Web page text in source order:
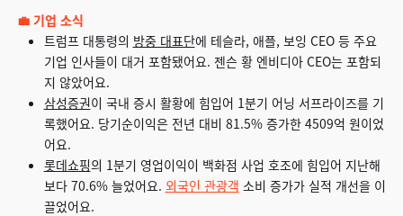
💼 기업 소식
트럼프 대통령의 방중 대표단에 테슬라, 애플, 보잉 CEO 등 주요
기업 인사들이 대거 포함됐어요. 젠슨 황 엔비디아 CEO는 포함되
지 않았어요.
삼성증권이 국내 증시 활황에 힘입어 1분기 어닝 서프라이즈를 기
록했어요. 당기순이익은 전년 대비 81.5% 증가한 4509억 원이었
어요.
롯데쇼핑의 1분기 영업이익이 백화점 사업 호조에 힘입어 지난해
보다 70.6% 늘었어요. 외국인 관광객 소비 증가가 실적 개선을 이
끌었어요.